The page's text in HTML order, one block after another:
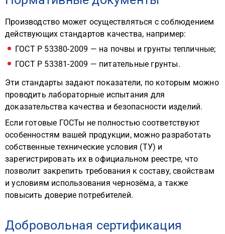
Производство может осуществляться с соблюдением
действующих стандартов качества, например:
ГОСТ Р 53380-2009 — на почвы и грунты тепличные;
ГОСТ Р 53381-2009 — питательные грунты.
Эти стандарты задают показатели, по которым можно
проводить лабораторные испытания для
доказательства качества и безопасности изделий.
Если готовые ГОСТы не полностью соответствуют
особенностям вашей продукции, можно разработать
собственные технические условия (ТУ) и
зарегистрировать их в официальном реестре, что
позволит закрепить требования к составу, свойствам
и условиям использования чернозёма, а также
повысить доверие потребителей.
Добровольная сертификация